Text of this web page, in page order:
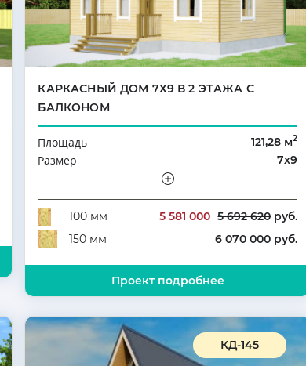
КАРКАСНЫЙ ДОМ 7Х9 В 2 ЭТАЖА С
БАЛКОНОМ
Площадь 121,28 м2
Размер 7х9
Количество комнат
100 мм
5 581 000 5 692 620руб.
150 мм
6 070 000 руб.
Проект подробнее
КД-145